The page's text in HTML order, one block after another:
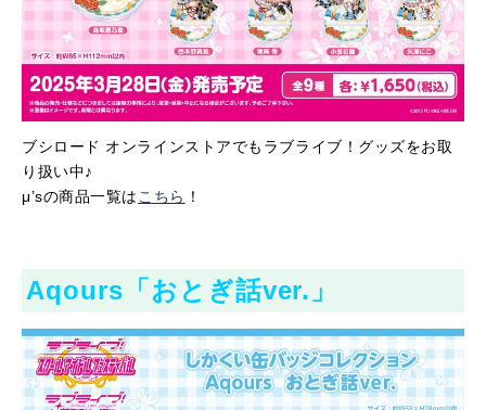
ブシロード オンラインストアでもラブライブ！グッズをお取
り扱い中♪
μ’sの商品一覧は こちら ！
Aqours「おとぎ話ver.」